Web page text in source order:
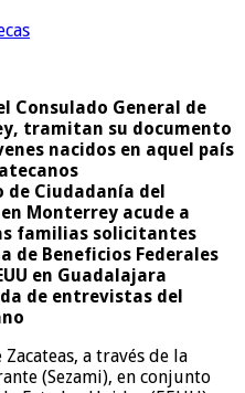
Consulado General de
tramitan su documento
nacidos en aquel país
de Ciudadanía del
en Monterrey acude a
familias solicitantes
de Beneficios Federales
en Guadalajara
de entrevistas del
Zacateas, a través de la
(Sezami), en conjunto